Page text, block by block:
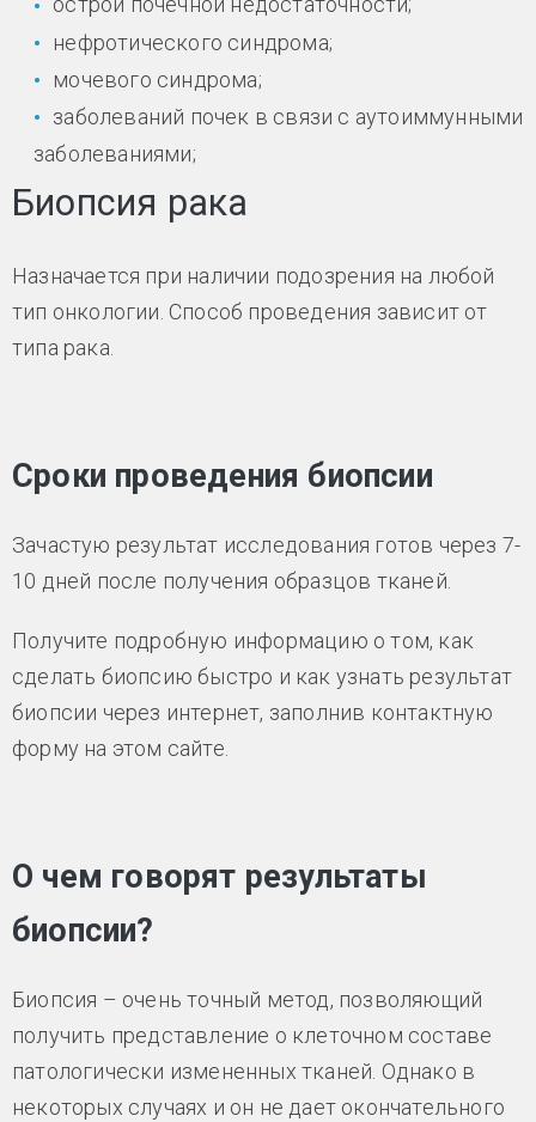
нефротического синдрома;
мочевого синдрома;
заболеваний почек в связи с аутоиммунными
заболеваниями;
Биопсия рака
Назначается при наличии подозрения на любой
тип онкологии. Способ проведения зависит от
типа рака.
Сроки проведения биопсии
Зачастую результат исследования готов через 7-
10 дней после получения образцов тканей.
Получите подробную информацию о том, как
сделать биопсию быстро и как узнать результат
биопсии через интернет, заполнив контактную
форму на этом сайте.
О чем говорят результаты
биопсии?
Биопсия – очень точный метод, позволяющий
получить представление о клеточном составе
патологически измененных тканей. Однако в
некоторых случаях и он не дает окончательного